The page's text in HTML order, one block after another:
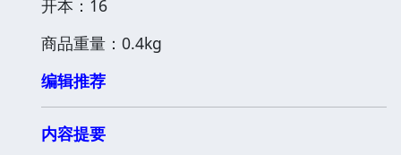
开本：16
商品重量：0.4kg
编辑推荐
内容提要